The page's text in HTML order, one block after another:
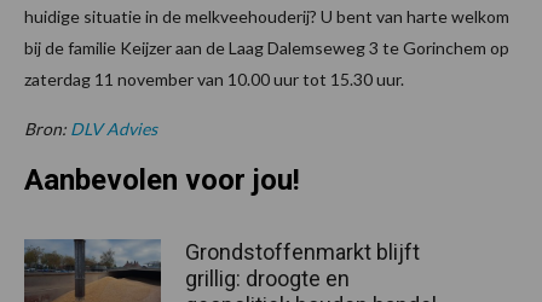
huidige situatie in de melkveehouderij? U bent van harte welkom
bij de familie Keijzer aan de Laag Dalemseweg 3 te Gorinchem op
zaterdag 11 november van 10.00 uur tot 15.30 uur.
Bron: DLV Advies
Aanbevolen voor jou!
Grondstoffenmarkt blijft
grillig: droogte en